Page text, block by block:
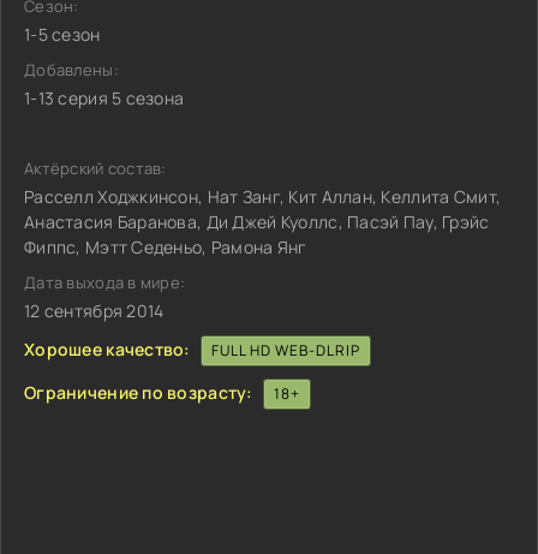
Сезон:
1-5 сезон
Добавлены:
1-13 серия 5 сезона
Актёрский состав:
Расселл Ходжкинсон, Нат Занг, Кит Аллан, Келлита Смит,
Анастасия Баранова, Ди Джей Куоллс, Пасэй Пау, Грэйс
Фиппс, Мэтт Седеньо, Рамона Янг
Дата выхода в мире:
12 сентября 2014
Хорошее качество:
FULL HD WEB-DLRIP
Ограничение по возрасту: 18+